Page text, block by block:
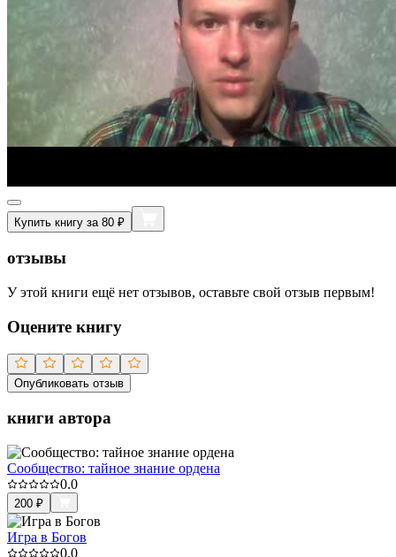
Купить книгу за 80 ₽
отзывы
У этой книги ещё нет отзывов, оставьте свой отзыв первым!
Оцените книгу
Опубликовать отзыв
книги автора
Сообщество: тайное знание ордена
0.0
200 ₽
Игра в Богов
0.0